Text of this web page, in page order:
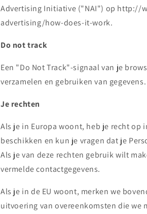
Advertising Initiative ("NAI") op http://
advertising/how-does-it-work.
Do not track
Een "Do Not Track"-signaal van je
verzamelen en gebruiken van gegevens.
Je rechten
Als je in Europa woont, heb je recht op
beschikken en kun je vragen dat je
Als je van deze rechten gebruik wilt
vermelde contactgegevens.
Als je in de EU woont, merken we
uitvoering van overeenkomsten die we